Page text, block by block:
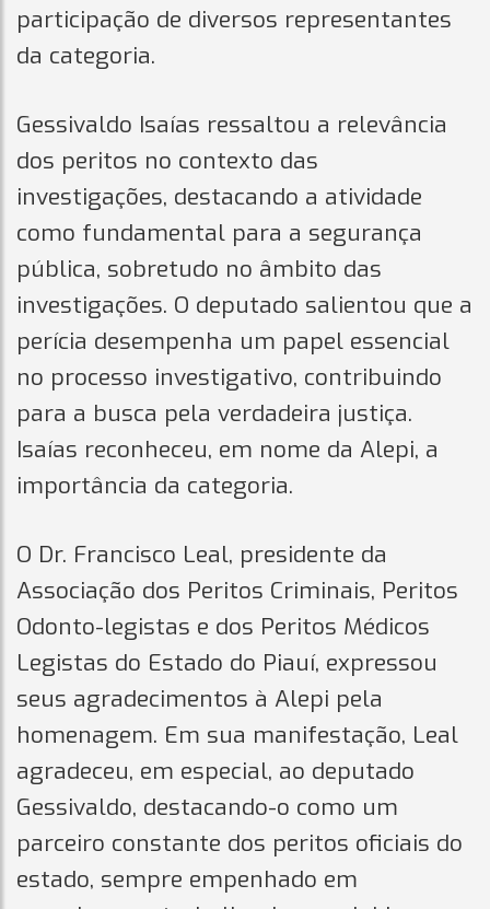
participação de diversos representantes
da categoria.
Gessivaldo Isaías ressaltou a relevância
dos peritos no contexto das
investigações, destacando a atividade
como fundamental para a segurança
pública, sobretudo no âmbito das
investigações. O deputado salientou que a
perícia desempenha um papel essencial
no processo investigativo, contribuindo
para a busca pela verdadeira justiça.
Isaías reconheceu, em nome da Alepi, a
importância da categoria.
O Dr. Francisco Leal, presidente da
Associação dos Peritos Criminais, Peritos
Odonto-legistas e dos Peritos Médicos
Legistas do Estado do Piauí, expressou
seus agradecimentos à Alepi pela
homenagem. Em sua manifestação, Leal
agradeceu, em especial, ao deputado
Gessivaldo, destacando-o como um
parceiro constante dos peritos oficiais do
estado, sempre empenhado em